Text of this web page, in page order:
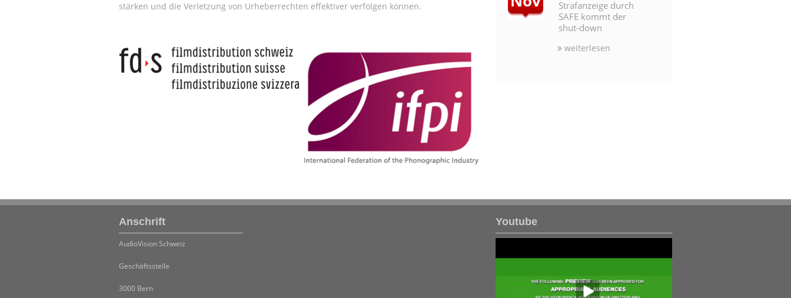
stärken und die Verletzung von Urheberrechten effektiver verfolgen können.
Strafanzeige durch
SAFE kommt der
shut-down
weiterlesen
Anschrift
AudioVision Schweiz
Geschäftsstelle
3000 Bern
Youtube